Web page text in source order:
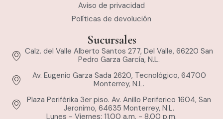
Aviso de privacidad
Políticas de devolución
Sucursales
Calz. del Valle Alberto Santos 277, Del Valle, 66220 San
Pedro Garza García, N.L.
Av. Eugenio Garza Sada 2620, Tecnológico, 64700
Monterrey, N.L.
Plaza Periférika 3er piso. Av. Anillo Periferico 1604, San
Jeronimo, 64635 Monterrey, N.L.
Lunes - Viernes: 11.00 a.m. - 8.00 p.m.